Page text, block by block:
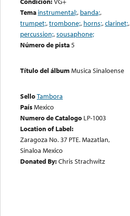
Tema instrumental;, banda;,
trumpet;,trombone;, horns;,clarinet;,
percussion;,sousaphone;
Número de pista5
Título del álbumMusica Sinaloense
SelloTambora
PaísMexico
Numero de Catalogo LP-1003
Location of Label:
Zaragoza No. 37 PTE. Mazatlan,
Sinaloa Mexico
Donated By:Chris Strachwitz